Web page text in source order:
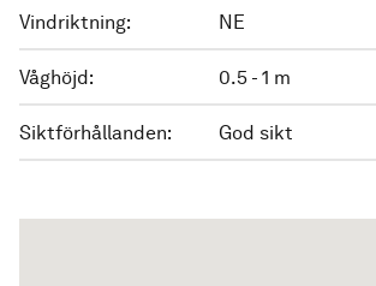
Vindriktning: NE
Våghöjd: 0.5 - 1 m
Siktförhållanden: God sikt